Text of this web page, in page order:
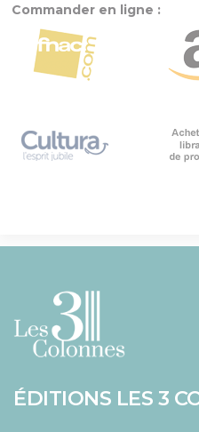
Commander en ligne :
ÉDITIONS LES 3